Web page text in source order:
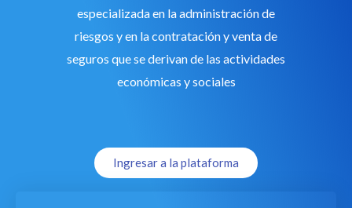
especializada en la administración de
riesgos y en la contratación y venta de
seguros que se derivan de las actividades
económicas y sociales
Ingresar a la plataforma